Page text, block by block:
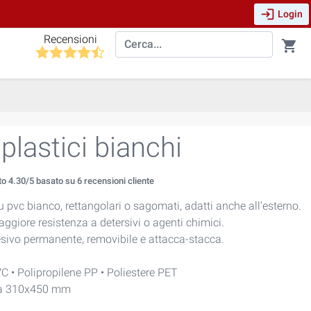
login Login
Recensioni shopping_cart
bianchi
4.30/5 basato su6 recensioni cliente
pvc bianco, rettangolari o sagomati, adatti anche all'esterno.
resistenza a detersivi o agenti chimici.
permanente, removibile e attacca-stacca.
• Polipropilene PP • Poliestere PET
310x450 mm